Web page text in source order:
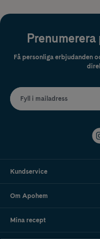
Få personliga erbjudanden
Fyll i mailadress
Kundservice
Om Apohem
Mina recept